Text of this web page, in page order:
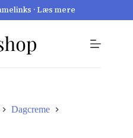
· Læs mere
Dagcreme